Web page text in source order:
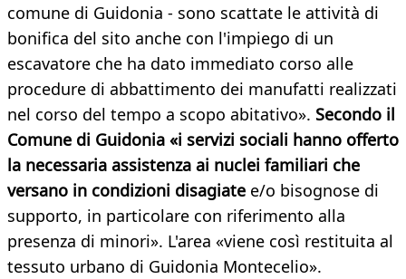
comune di Guidonia - sono scattate le attività di
bonifica del sito anche con l'impiego di un
escavatore che ha dato immediato corso alle
procedure di abbattimento dei manufatti realizzati
nel corso del tempo a scopo abitativo». Secondo il
Comune di Guidonia «i servizi sociali hanno offerto
la necessaria assistenza ai nuclei familiari che
versano in condizioni disagiate e/o bisognose di
supporto, in particolare con riferimento alla
presenza di minori». L'area «viene così restituita al
tessuto urbano di Guidonia Montecelio».